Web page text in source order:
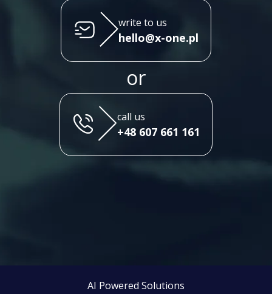
write to us
hello@x-one.pl
or
call us
+48 607 661 161
AI Powered Solutions